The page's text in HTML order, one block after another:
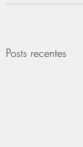
Posts recentes